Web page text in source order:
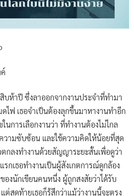
บห้าปี ซึ่งลาออกจากงานประจำที่ทำมา
ไฟ เธอจำเป็นต้องลุกขึ้นมาหางานทำอีก
นการเลือกงานว่า ที่ทำงานต้องไม่ไกล
วามซับซ้อน และใช้ความคิดให้น้อยที่สุด
ตกลงทำงานด้วยสัญญาระยะสั้นเพื่อดูว่า
รกเธอทำงานเป็นผู้สังเกตการณ์ดูกล้อง
องนักเขียนคนหนึ่ง ผู้ถูกสงสัยว่าได้รับ
ต่สุดท้ายเธอก็รู้สึกว่าแม้ว่างานนี้จะตรง